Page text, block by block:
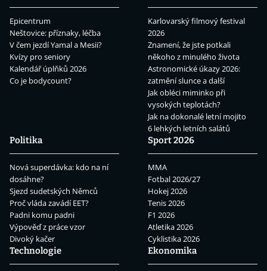
Epicentrum
Neštovice: příznaky, léčba
V čem jezdí Yamal a Mesii?
Kvízy pro seniory
Kalendář úplňků 2026
Co je bodycount?
Karlovarský filmový festival
2026
Znamení, že jste potkali
někoho z minulého života
Astronomické úkazy 2026:
zatmění slunce a další
Jak obléci miminko při
vysokých teplotách?
Jak na dokonalé letní mojito
6 lehkých letních salátů
Politika
Nová superdávka: kdo na ní
dosáhne?
Sjezd sudetských Němců
Proč vláda zavádí EET?
Padni komu padni
Výpověď z práce vzor
Divoký kačer
Sport 2026
MMA
Fotbal 2026/27
Hokej 2026
Tenis 2026
F1 2026
Atletika 2026
Cyklistika 2026
Technologie
Ekonomika